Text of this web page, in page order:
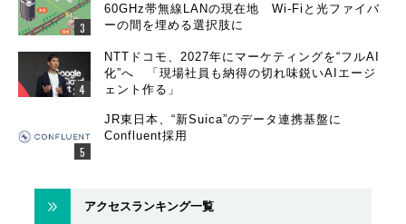
60GHz帯無線LANの現在地 Wi-Fiと光ファイバ
ーの間を埋める選択肢に
NTTドコモ、2027年にマーケティングを“フルAI
化”へ 「現場社員も納得の切れ味鋭いAIエージ
ェント作る」
JR東日本、“新Suica”のデータ連携基盤に
Confluent採用
アクセスランキング一覧